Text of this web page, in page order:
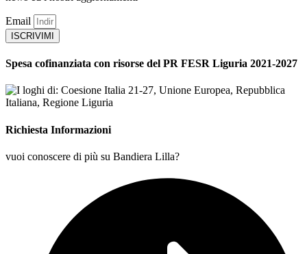
Email
ISCRIVIMI
Spesa cofinanziata con risorse del PR FESR Liguria 2021-2027
Richiesta Informazioni
vuoi conoscere di più su Bandiera Lilla?